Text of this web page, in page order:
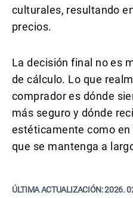
culturales, resultando
precios.
La decisión final no es
de cálculo. Lo que
comprador es dónde
más seguro y dónde
estéticamente como
que se mantenga a
ÚLTIMA ACTUALIZACIÓN:2026.